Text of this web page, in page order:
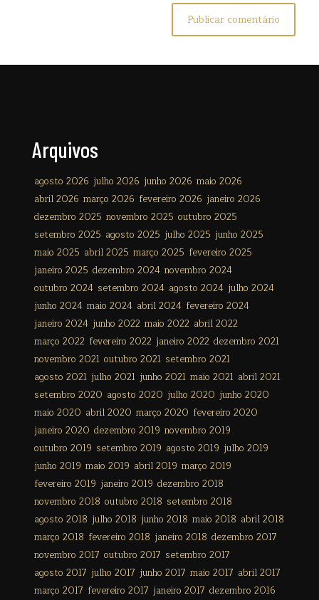
Arquivos
agosto 2026 julho 2026 junho 2026 maio 2026
abril 2026 março 2026 fevereiro 2026 janeiro 2026
dezembro 2025 novembro 2025 outubro 2025
setembro 2025 agosto 2025 julho 2025 junho 2025
maio 2025 abril 2025 março 2025 fevereiro 2025
janeiro 2025 dezembro 2024 novembro 2024
outubro 2024 setembro 2024 agosto 2024 julho 2024
junho 2024 maio 2024 abril 2024 fevereiro 2024
janeiro 2024 junho 2022 maio 2022 abril 2022
março 2022 fevereiro 2022 janeiro 2022 dezembro 2021
novembro 2021 outubro 2021 setembro 2021
agosto 2021 julho 2021 junho 2021 maio 2021 abril 2021
setembro 2020 agosto 2020 julho 2020 junho 2020
maio 2020 abril 2020 março 2020 fevereiro 2020
janeiro 2020 dezembro 2019 novembro 2019
outubro 2019 setembro 2019 agosto 2019 julho 2019
junho 2019 maio 2019 abril 2019 março 2019
fevereiro 2019 janeiro 2019 dezembro 2018
novembro 2018 outubro 2018 setembro 2018
agosto 2018 julho 2018 junho 2018 maio 2018 abril 2018
março 2018 fevereiro 2018 janeiro 2018 dezembro 2017
novembro 2017 outubro 2017 setembro 2017
agosto 2017 julho 2017 junho 2017 maio 2017 abril 2017
março 2017 fevereiro 2017 janeiro 2017 dezembro 2016